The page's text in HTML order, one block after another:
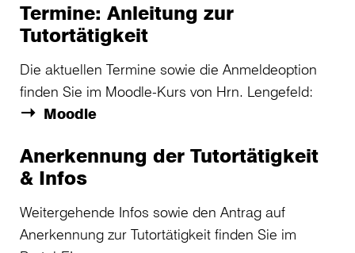
Termine: Anleitung zur
Tutortätigkeit
Die aktuellen Termine sowie die Anmeldeoption
finden Sie im Moodle-Kurs von Hrn. Lengefeld:
Moodle
Anerkennung der Tutortätigkeit
& Infos
Weitergehende Infos sowie den Antrag auf
Anerkennung zur Tutortätigkeit finden Sie im